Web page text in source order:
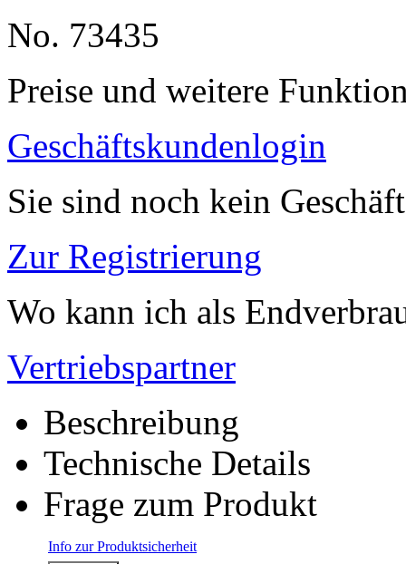
No. 73435
Preise und weitere
Geschäftskundenlogin
Sie sind noch kein
Zur Registrierung
Wo kann ich als
Vertriebspartner
Beschreibung
Technische Details
Frage zum Produkt
Info zur Produktsicherheit